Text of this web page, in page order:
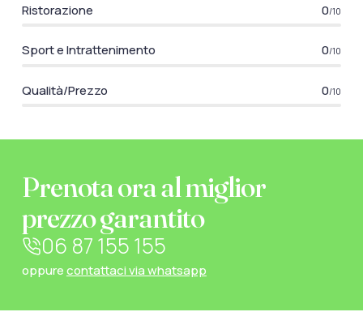
Ristorazione 0/10
Sport e Intrattenimento 0/10
Qualità/Prezzo 0/10
Prenota ora al miglior
prezzo garantito
06 87 155 155
oppurecontattaci via whatsapp